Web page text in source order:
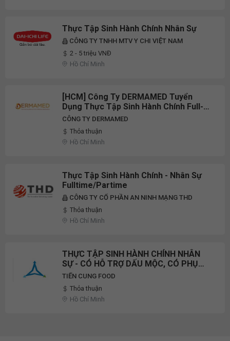
Thực Tập Sinh Hành Chính Nhân Sự
CÔNG TY TNHH MTV Y CHI VIỆT NAM
2 - 5 triệu VNĐ
Hồ Chí Minh
[HCM] Công Ty DERMAMED Tuyển
Dụng Thực Tập Sinh Hành Chính Full-
Time 2026
CÔNG TY DERMAMED
Thỏa thuận
Hồ Chí Minh
Thực Tập Sinh Hành Chính - Nhân Sự
Fulltime/Partime
CÔNG TY CỔ PHẦN AN NINH MẠNG THD
Thỏa thuận
Hồ Chí Minh
THỰC TẬP SINH HÀNH CHÍNH NHÂN
SỰ - CÓ HỖ TRỢ DẤU MỘC, CÓ PHỤ
CẤP THỰC TẬP
TIẾN CUNG FOOD
Thỏa thuận
Hồ Chí Minh